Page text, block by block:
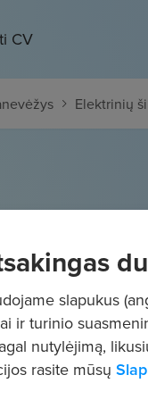
CV
Elektrinių
8 val.
€/mėn.Prieš
slapukus
ir turinio
nutylėjimą,
rasite mūsų